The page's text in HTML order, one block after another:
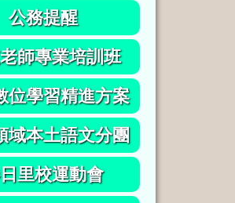
公務提醒
師專業培訓班
位學習精進方案
域本土語文分團
里校運動會